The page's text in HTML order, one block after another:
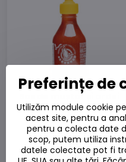
Sos de muștar și ardei
iute Sriracha FGB
200ml
Pe stoc
17,59 L
Preferințe
Utilizăm module cookie
acest site, pentru a
pentru a colecta date
scop, putem utiliza
datele colectate pot fi